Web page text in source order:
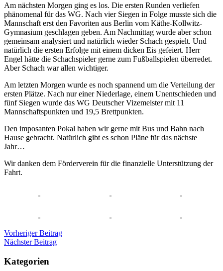
Am nächsten Morgen ging es los. Die ersten Runden verliefen
phänomenal für das WG. Nach vier Siegen in Folge musste sich die
Mannschaft erst den Favoriten aus Berlin vom Käthe-Kollwitz-
Gymnasium geschlagen geben. Am Nachmittag wurde aber schon
gemeinsam analysiert und natürlich wieder Schach gespielt. Und
natürlich die ersten Erfolge mit einem dicken Eis gefeiert. Herr
Engel hätte die Schachspieler gerne zum Fußballspielen überredet.
Aber Schach war allen wichtiger.
Am letzten Morgen wurde es noch spannend um die Verteilung der
ersten Plätze. Nach nur einer Niederlage, einem Unentschieden und
fünf Siegen wurde das WG Deutscher Vizemeister mit 11
Mannschaftspunkten und 19,5 Brettpunkten.
Den imposanten Pokal haben wir gerne mit Bus und Bahn nach
Hause gebracht. Natürlich gibt es schon Pläne für das nächste
Jahr…
Wir danken dem Förderverein für die finanzielle Unterstützung der
Fahrt.
Vorheriger Beitrag
Nächster Beitrag
Kategorien